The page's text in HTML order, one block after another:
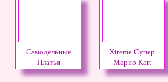
Самодельные
Платья
Xtreme Супер
Марио Kart